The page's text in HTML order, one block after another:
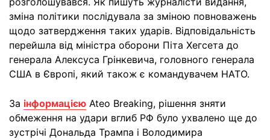
зміна політики послідувала за зміною повноважень
щодо затвердження таких ударів. Відповідальність
перейшла від міністра оборони Піта Хегсета до
генерала Алексуса Грінкевича, головного генерала
США в Європі, який також є командувачем НАТО.
За інформацією Ateo Breaking, рішення зняти
обмеження на удари вглиб РФ було ухвалено ще до
зустрічі Дональда Трампа і Володимира